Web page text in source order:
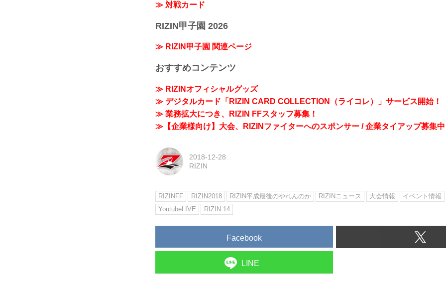
≫ 対戦カード
RIZIN甲子園 2026
≫ RIZIN甲子園 関連ページ
おすすめコンテンツ
≫ RIZINオフィシャルグッズ
≫ デジタルカード「RIZIN CARD COLLECTION（ライコレ）」サービス開始！
≫ 業務拡大につき、RIZIN FFスタッフ募集！
≫【企業様向け】大会、RIZINファイターへのスポンサー / 企業タイアップ募集中
2018-12-28
RIZIN
RIZINFF RIZIN2018 RIZIN平成最後のやれんのか RIZINニュース 大会情報 イベント情報
YoutubeLIVE
RIZIN.14
Facebook
LINE